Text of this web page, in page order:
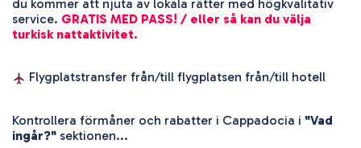
du kommer att njuta av lokala rätter med högkvalitativ
service. GRATIS MED PASS! / eller så kan du välja
turkisk nattaktivitet.
Flygplatstransfer från/till flygplatsen från/till hotell
Kontrollera förmåner och rabatter i Cappadocia i "Vad
ingår?" sektionen...